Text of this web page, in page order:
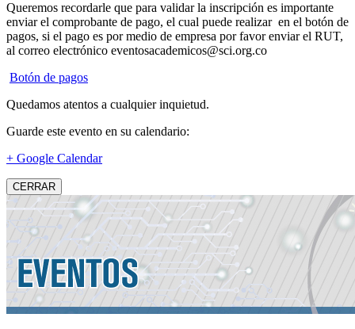
Queremos recordarle que para validar la inscripción es importante
enviar el comprobante de pago, el cual puede realizar en el botón de
pagos, si el pago es por medio de empresa por favor enviar el RUT,
al correo electrónico eventosacademicos@sci.org.co
Botón de pagos
Quedamos atentos a cualquier inquietud.
Guarde este evento en su calendario:
+ Google Calendar
CERRAR